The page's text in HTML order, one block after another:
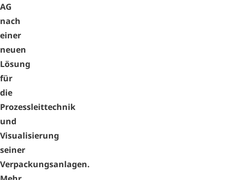
AG
nach
einer
neuen
Lösung
für
die
Prozessleittechnik
und
Visualisierung
seiner
Verpackungsanlagen.